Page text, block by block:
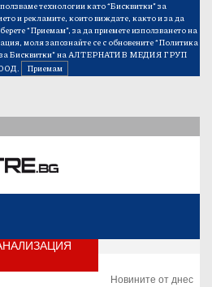
технологии като “Бисквитки” за
и рекламите, които виждате, както и за да
“Приемам”, за да приемете използването на
моля запознайте се с обновените“Политика
Бисквитки”на АЛТЕРНАТИВ МЕДИЯ ГРУП
Приемам
Новините от днес